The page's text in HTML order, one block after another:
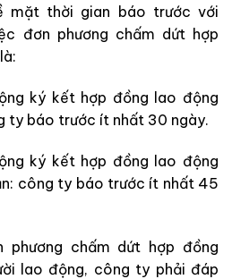
mặt thời gian báo trước với
đơn phương chấm dứt hợp
ký kết hợp đồng lao động
ty báo trước ít nhất 30 ngày.
ký kết hợp đồng lao động
công ty báo trước ít nhất 45
phương chấm dứt hợp đồng
lao động, công ty phải đáp